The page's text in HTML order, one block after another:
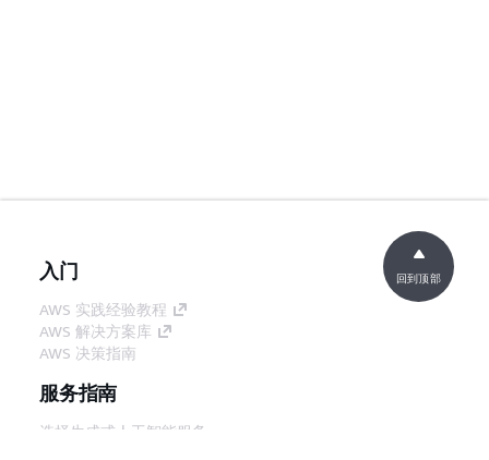
入门
AWS 实践经验教程
AWS 解决方案库
AWS 决策指南
服务指南
选择生成式人工智能服务
回到顶部